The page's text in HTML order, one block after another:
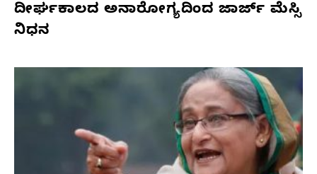
ದೀರ್ಘಕಾಲದ ಅನಾರೋಗ್ಯದಿಂದ ಜಾರ್ಜ್ ಮೆಸ್ಸಿ
ನಿಧನ